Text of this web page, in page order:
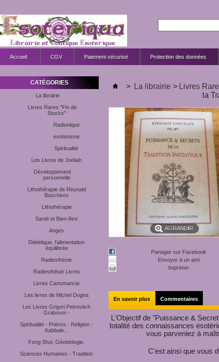
Accueil CGV Paiement sécurisé Protection des données
CATÉGORIES
La librairie
Livres Rares "Fin de
Stocks"
Radionique
esoterisme
Spiritualité
Les Livres de Joeliah
Développement
personnelle
Lithothérapie de Reynald
Boschiero
Lithothérapie
Santé et Bien-être
Anges
Diététique, l'alimentation
équilibrée
Radiesthésie
Radiesthésie Livres
Livres Cartomancie
Les livres de Michel Dogna
Les Livres Grigori Petrovitch
Grabovoï -
Spiritualité - Prières - Religion -
Kabbale...
Feng Shui, Géobiologie.
Sciences Humaines - Tradition
> La librairie > Livres
la
AGRANDIR
Partager sur Facebook
Envoyer à un ami
Imprimer
En savoir plus Commentaires
L'Objectif de "Puissance &
totalité des connaissances
vous parveniez à
C'est ainsi que vous